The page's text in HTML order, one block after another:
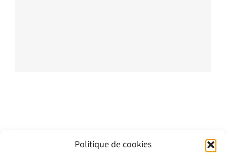
Politique de cookies